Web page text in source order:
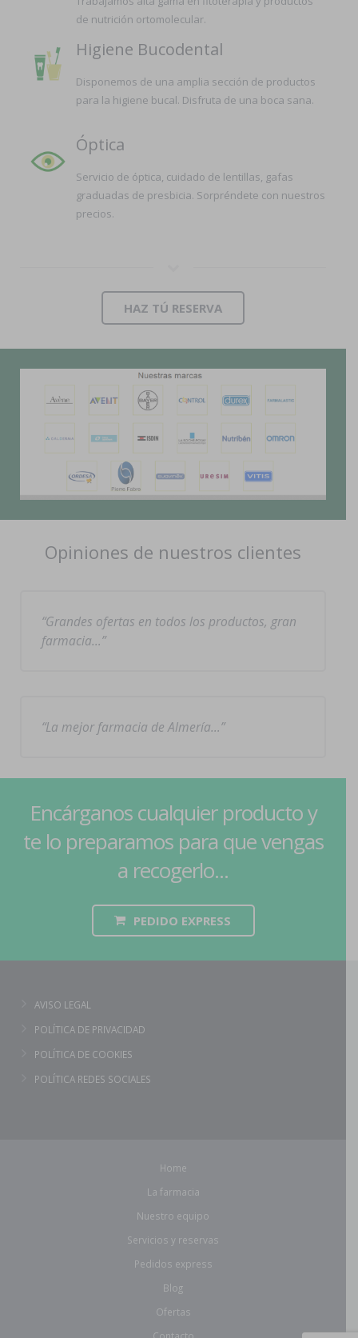
de nutrición ortomolecular.
Higiene Bucodental
Disponemos de una amplia sección de productos
para la higiene bucal. Disfruta de una boca sana.
Óptica
Servicio de óptica, cuidado de lentillas, gafas
graduadas de presbicia. Sorpréndete con nuestros
precios.
HAZ TÚ RESERVA
Opiniones de nuestros clientes
Grandes ofertas en todos los productos, gran
farmacia…
La mejor farmacia de Almería…
Encárganos cualquier producto y
te lo preparamos para que vengas
a recogerlo...
PEDIDO EXPRESS
AVISO LEGAL
POLÍTICA DE PRIVACIDAD
POLÍTICA DE COOKIES
POLÍTICA REDES SOCIALES
Home
La farmacia
Nuestro equipo
Servicios y reservas
Pedidos express
Blog
Ofertas